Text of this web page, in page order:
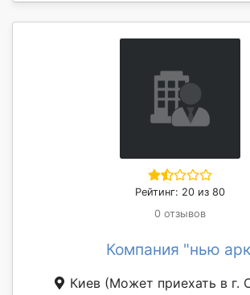
Рейтинг: 20 из 80
0 отзывов
Компания "нью
Киев (Может приехать в г.